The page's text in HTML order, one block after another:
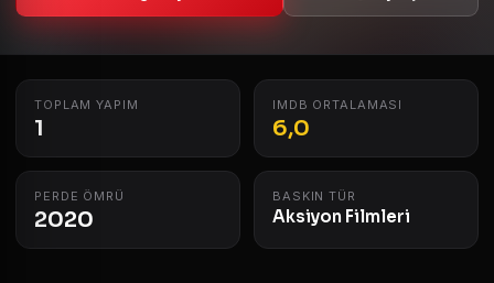
TOPLAM YAPIM
1
IMDB ORTALAMASI
6,0
PERDE ÖMRÜ
2020
BASKIN TÜR
Aksiyon Filmleri